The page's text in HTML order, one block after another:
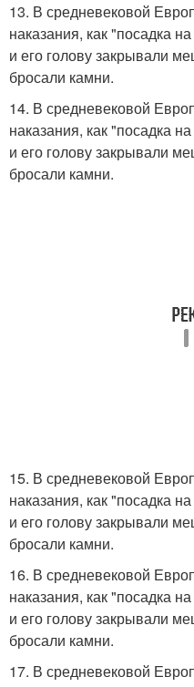
13. В средневековой
наказания, как "посадка
и его голову закрывали
бросали камни.
14. В средневековой
наказания, как "посадка
и его голову закрывали
бросали камни.
15. В средневековой
наказания, как "посадка
и его голову закрывали
бросали камни.
16. В средневековой
наказания, как "посадка
и его голову закрывали
бросали камни.
17. В средневековой